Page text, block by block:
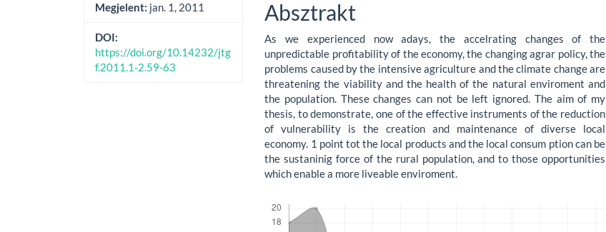
Megjelent: jan. 1, 2011
DOI:
https://doi.org/10.14232/jtg
f.2011.1-2.59-63
Content
Absztrakt
As we experienced now adays, the accelrating changes of the
unpredictable profitability of the economy, the changing agrar policy, the
problems caused by the intensive agriculture and the climate change are
threatening the viability and the health of the natural enviroment and
the population. These changes can not be left ignored. The aim of my
thesis, to demonstrate, one of the effective instruments of the reduction
of vulnerability is the creation and maintenance of diverse local
economy. 1 point tot the local products and the local consum ption can be
the sustaninig force of the rural population, and to those opportunities
which enable a more liveable enviroment.